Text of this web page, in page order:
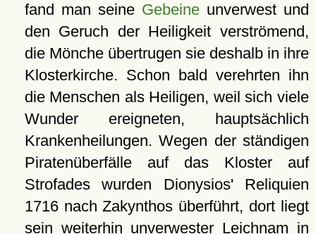
fand man seine Gebeineunverwest und
den Geruch der Heiligkeit verströmend,
die Mönche übertrugen sie deshalb in ihre
Klosterkirche. Schon bald verehrten ihn
die Menschen als Heiligen, weil sich viele
Wunder ereigneten, hauptsächlich
Krankenheilungen. Wegen der ständigen
Piratenüberfälle auf das Kloster auf
Strofades wurden Dionysios' Reliquien
1716 nach Zakynthos überführt, dort liegt
sein weiterhin unverwester Leichnam in